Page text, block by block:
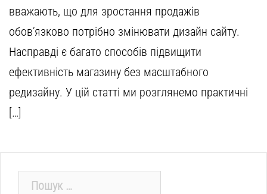
вважають, що для зростання продажів
обов’язково потрібно змінювати дизайн сайту.
Насправді є багато способів підвищити
ефективність магазину без масштабного
редизайну. У цій статті ми розглянемо практичні
[…]
Пошук: